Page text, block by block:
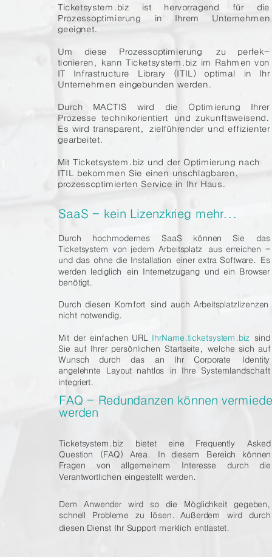
Ticketsystem.biz ist hervorragend für
Prozessoptimierung
in Ihrem
geeignet.
Um diese Prozessoptimierung zu
perfek-
tionieren,
kann Ticketsystem.biz im Rahmen
IT
Infrastructure Library (ITIL) optimal in
Unternehmen eingebunden werden.
Durch MACTIS wird die Optimierung
Prozesse
technikorientiert und
zukunftsweisend.
Es wird transparent, zielführender und
gearbeitet.
Mit Ticketsystem.biz und der Optimierung nach
ITIL bekommen Sie einen unschlagbaren,
prozessoptimierten Service in Ihr Haus.
FAQ - Redundanzen können
werden
Ticketsystem.biz bietet eine Frequently
Question
(FAQ) Area. In diesem Bereich
Fragen
von allgemeinem Interesse durch
Verantwortlichen eingestellt werden.
Dem Anwender wird so die Möglichkeit
schnell
Probleme zu lösen. Außerdem wird
diesen Dienst Ihr Support merklich entlastet.
Durch hochmodernes SaaS können Sie
Ticketsystem
von jedem Arbeitsplatz aus erreichen
und das ohne die Installation einer extra Software.
werden
lediglich ein Internetzugang und ein
Browser
benötigt.
Durch diesen Komfort sind auch Arbeitsplatzlizenzen
nicht notwendig.
Mit der einfachen URL IhrName.ticketsystem.biz
sind
Sie auf Ihrer persönlichen Startseite, welche sich
Wunsch
durch das an Ihr Corporate
angelehnte
Layout nahtlos in Ihre
integriert.
SaaS - kein Lizenzkrieg mehr...